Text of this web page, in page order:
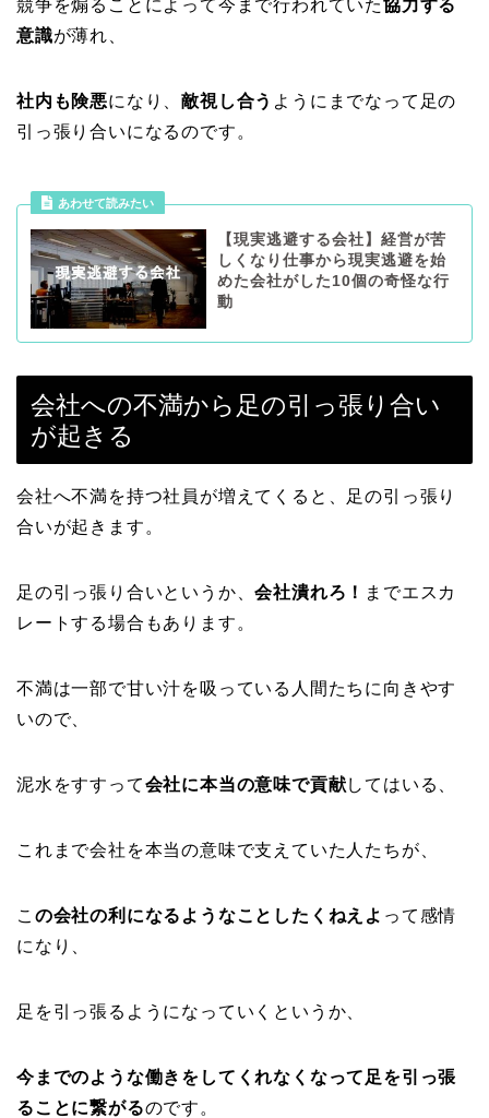
競争を煽ることによって今まで行われていた協力する
意識が薄れ、
社内も険悪になり、敵視し合う ようにまでなって足の
引っ張り合いになるのです。
あわせて読みたい
【現実逃避する会社】経営が苦
しくなり仕事から現実逃避を始
めた会社がした10個の奇怪な行
動
会社への不満から足の引っ張り合い
が起きる
会社へ不満を持つ社員が増えてくると、足の引っ張り
合いが起きます。
足の引っ張り合いというか、会社潰れろ！ までエスカ
レートする場合もあります。
不満は一部で甘い汁を吸っている人間たちに向きやす
いので、
泥水をすすって会社に本当の意味で貢献してはいる、
これまで会社を本当の意味で支えていた人たちが、
こ の会社の利になるようなことしたくねえよ って感情
になり、
足を引っ張るようになっていくというか、
今までのような働きをしてくれなくなって足を引っ張
ることに繋がるのです。